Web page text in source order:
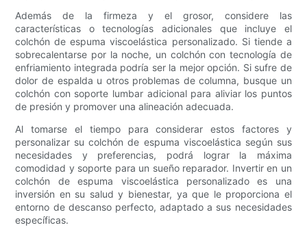
Además de la firmeza y el grosor, considere las
características o tecnologías adicionales que incluye el
colchón de espuma viscoelástica personalizado. Si tiende a
sobrecalentarse por la noche, un colchón con tecnología de
enfriamiento integrada podría ser la mejor opción. Si sufre de
dolor de espalda u otros problemas de columna, busque un
colchón con soporte lumbar adicional para aliviar los puntos
de presión y promover una alineación adecuada.
Al tomarse el tiempo para considerar estos factores y
personalizar su colchón de espuma viscoelástica según sus
necesidades y preferencias, podrá lograr la máxima
comodidad y soporte para un sueño reparador. Invertir en un
colchón de espuma viscoelástica personalizado es una
inversión en su salud y bienestar, ya que le proporciona el
entorno de descanso perfecto, adaptado a sus necesidades
específicas.